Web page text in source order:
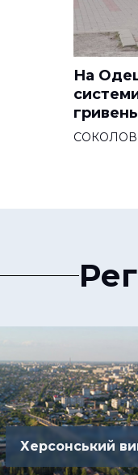
На
гривень
Херсонський